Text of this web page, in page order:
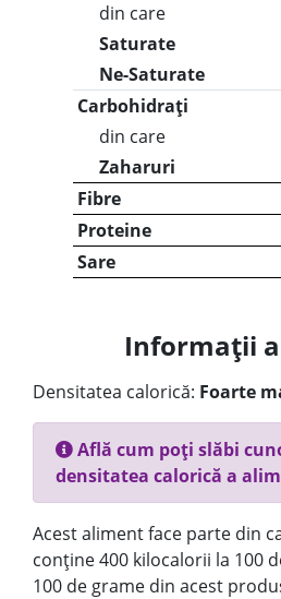
din care
Saturate
Ne-Saturate
Carbohidrați
din care
Zaharuri
Fibre
Proteine
Sare
Informații
Densitatea calorică: Foarte
Află cum poți slăbi
densitatea calorică a
Acest aliment face parte din
conține 400 kilocalorii la 100
100 de grame din acest